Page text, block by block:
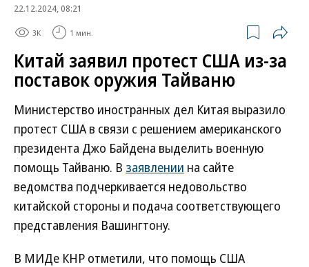
22.12.2024, 08:21
3K 1 мин.
Китай заявил протест США из-за
поставок оружия Тайваню
Министерство иностранных дел Китая выразило
протест США в связи с решением американского
президента Джо Байдена выделить военную
помощь Тайваню. В заявлении на сайте
ведомства подчеркивается недовольство
китайской стороны и подача соответствующего
представления Вашингтону.
В МИДе КНР отметили, что помощь США